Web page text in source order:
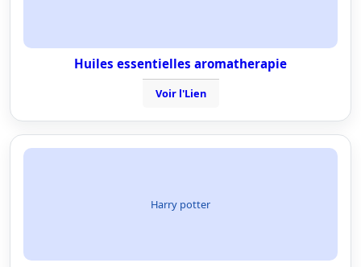
Huiles essentielles aromatherapie
Voir l'Lien
Harry potter